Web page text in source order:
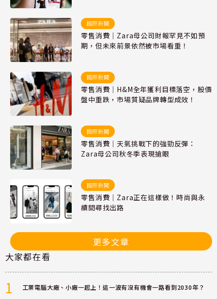
國際新聞
零售消費｜Zara母公司財報罕見不如預
期，但未來前景依然被市場看重！
國際新聞
零售消費｜H&M全年獲利目標落空，股價
盤中重跌，市場質疑品牌轉型成效！
國際新聞
零售消費｜天氣挑戰下的強勁反彈：
Zara母公司秋冬季表現搶眼
國際新聞
零售消費｜Zara正在這樣做！時尚與永
續間尋找出路
更多文章
大家都在看
1 工業電腦大廠、小廠一起上！這一波有沒有機會一路看到2030年？